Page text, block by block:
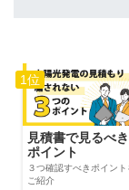
1位
見積書で見るべき
ポイント
３つ確認すべきポイント
ご紹介